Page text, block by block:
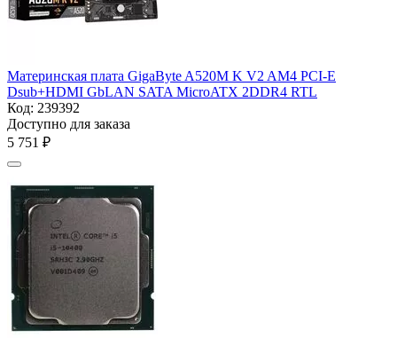
Материнская плата GigaByte A520M K V2 AM4 PCI-E
Dsub+HDMI GbLAN SATA MicroATX 2DDR4 RTL
Код: 239392
Доступно для заказа
5 751 ₽